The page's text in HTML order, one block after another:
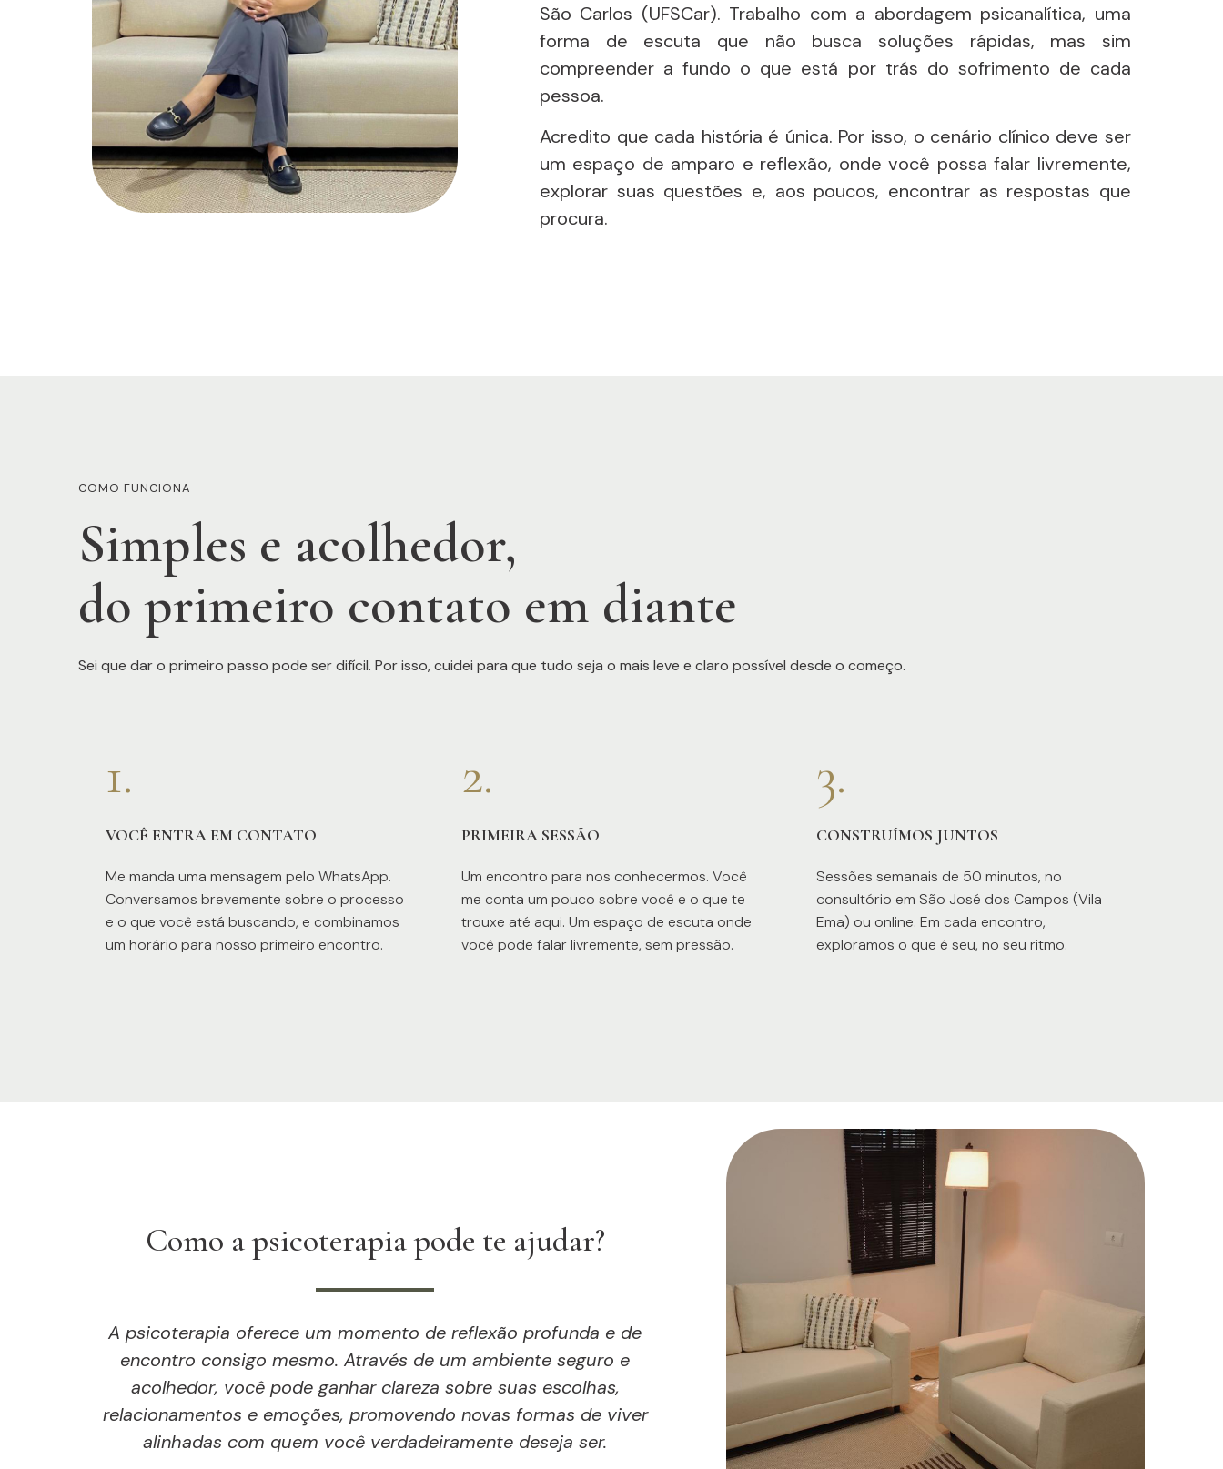
São Carlos (UFSCar). Trabalho com a abordagem psicanalítica, uma
forma de escuta que não busca soluções rápidas, mas sim
compreender a fundo o que está por trás do sofrimento de cada
pessoa.
Acredito que cada história é única. Por isso, o cenário clínico deve ser
um espaço de amparo e reflexão, onde você possa falar livremente,
explorar suas questões e, aos poucos, encontrar as respostas que
procura.
COMO FUNCIONA
Simples e acolhedor,
do primeiro contato em diante
Sei que dar o primeiro passo pode ser difícil. Por isso, cuidei para que tudo seja o mais leve e claro possível desde o começo.
1.
VOCÊ ENTRA EM CONTATO
Me manda uma mensagem pelo WhatsApp.
Conversamos brevemente sobre o processo
e o que você está buscando, e combinamos
um horário para nosso primeiro encontro.
2.
PRIMEIRA SESSÃO
Um encontro para nos conhecermos. Você
me conta um pouco sobre você e o que te
trouxe até aqui. Um espaço de escuta onde
você pode falar livremente, sem pressão.
3.
CONSTRUÍMOS JUNTOS
Sessões semanais de 50 minutos, no
consultório em São José dos Campos (Vila
Ema) ou online. Em cada encontro,
exploramos o que é seu, no seu ritmo.
Como a psicoterapia pode te ajudar?
A psicoterapia oferece um momento de reflexão profunda e de
encontro consigo mesmo. Através de um ambiente seguro e
acolhedor, você pode ganhar clareza sobre suas escolhas,
relacionamentos e emoções, promovendo novas formas de viver
alinhadas com quem você verdadeiramente deseja ser.